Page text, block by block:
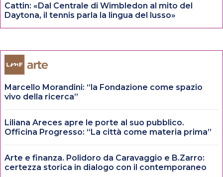
Cattin: «Dal Centrale di Wimbledon al mito del
Daytona, il tennis parla la lingua del lusso»
Marcello Morandini: “la Fondazione come spazio
vivo della ricerca”
Liliana Areces apre le porte al suo pubblico.
Officina Progresso: “La città come materia prima”
Arte e finanza. Polidoro da Caravaggio e B.Zarro:
certezza storica in dialogo con il contemporaneo